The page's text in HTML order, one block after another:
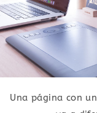
Una página con